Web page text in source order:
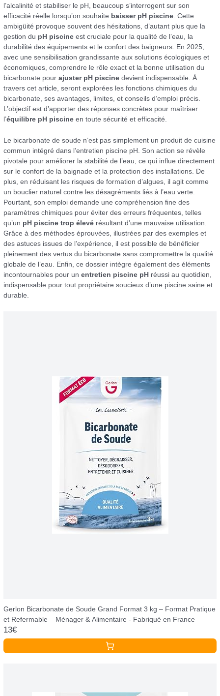
l’alcalinité et stabiliser le pH, beaucoup s’interrogent sur son
efficacité réelle lorsqu’on souhaite baisser pH piscine . Cette
ambigüité provoque souvent des hésitations, d’autant plus que la
gestion du pH piscine est cruciale pour la qualité de l’eau, la
durabilité des équipements et le confort des baigneurs. En 2025,
avec une sensibilisation grandissante aux solutions écologiques et
économiques, comprendre le rôle exact et la bonne utilisation du
bicarbonate pourajuster pH piscine devient indispensable. À
travers cet article, seront explorées les fonctions chimiques du
bicarbonate, ses avantages, limites, et conseils d’emploi précis.
L’objectif est d’apporter des réponses concrètes pour maîtriser
l’équilibre pH piscine en toute sécurité et efficacité.
Le bicarbonate de soude n’est pas simplement un produit de cuisine
commun intégré dans l’entretien piscine pH. Son action se révèle
pivotale pour améliorer la stabilité de l’eau, ce qui influe directement
sur le confort de la baignade et la protection des installations. De
plus, en réduisant les risques de formation d’algues, il agit comme
un bouclier naturel contre les désagréments liés à l’eau verte.
Pourtant, son emploi demande une compréhension fine des
paramètres chimiques pour éviter des erreurs fréquentes, telles
qu’un pH piscine trop élevé résultant d’une mauvaise utilisation.
Grâce à des méthodes éprouvées, illustrées par des exemples et
des astuces issues de l’expérience, il est possible de bénéficier
pleinement des vertus du bicarbonate sans compromettre la qualité
globale de l’eau. Enfin, ce dossier intègre également des éléments
incontournables pour unentretien piscine pH réussi au quotidien,
indispensable pour tout propriétaire soucieux d’une piscine saine et
durable.
Gerlon Bicarbonate de Soude Grand Format 3 kg – Format Pratique
et Refermable – Ménager & Alimentaire - Fabriqué en France
13€